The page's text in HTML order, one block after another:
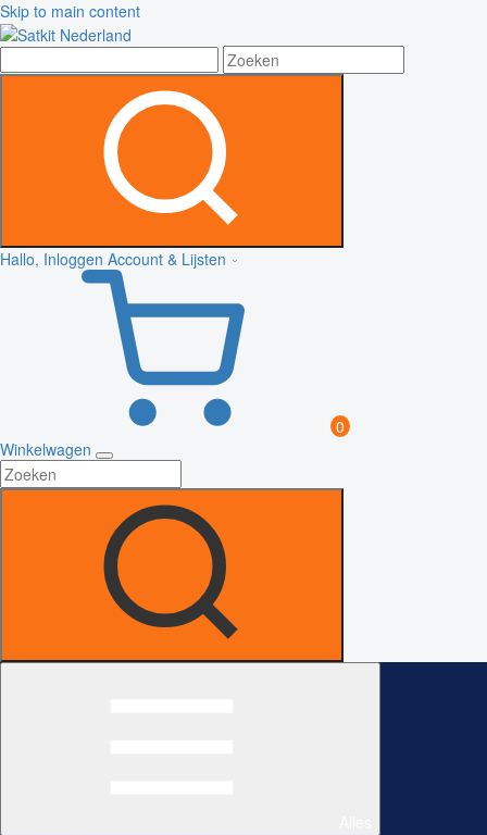
Skip to main content
Hallo, Inloggen Account & Lijsten
0
Winkelwagen